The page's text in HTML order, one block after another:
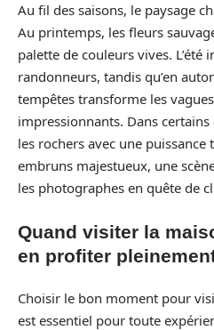
Au fil des saisons, le paysage
Au printemps, les fleurs
palette de couleurs vives. L’été
randonneurs, tandis qu’en
tempêtes transforme les
impressionnants. Dans
les rochers avec une puissance
embruns majestueux, une
les photographes en quête de
Quand visiter la
en profiter
Choisir le bon moment pour
est essentiel pour toute